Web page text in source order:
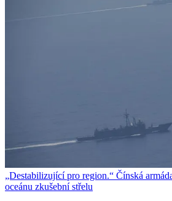
„Destabilizující pro region.“ Čínská
oceánu zkušební střelu